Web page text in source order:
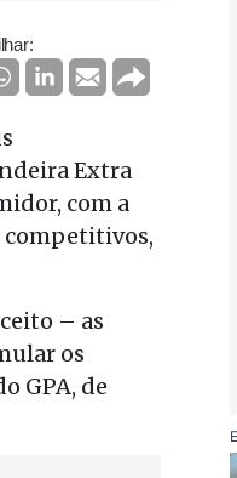
Extra
com a
competitivos,
– as
os
GPA, de